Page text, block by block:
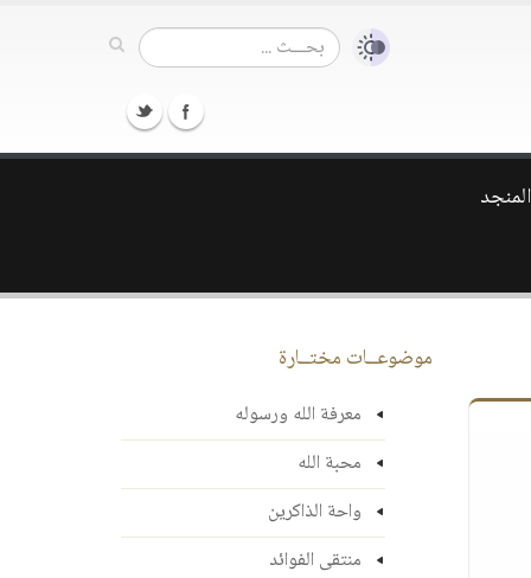
موضوعــات مختــارة
معرفة الله ورسوله
محبة الله
واحة الذاكرين
منتقى الفوائد